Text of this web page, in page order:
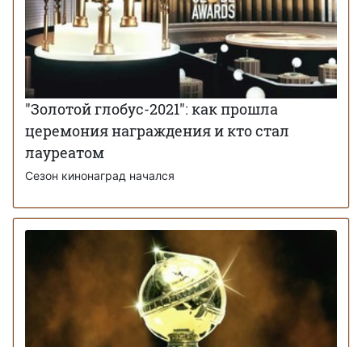
"Золотой глобус-2021": как прошла
церемония награждения и кто стал
лауреатом
Сезон кинонаград начался